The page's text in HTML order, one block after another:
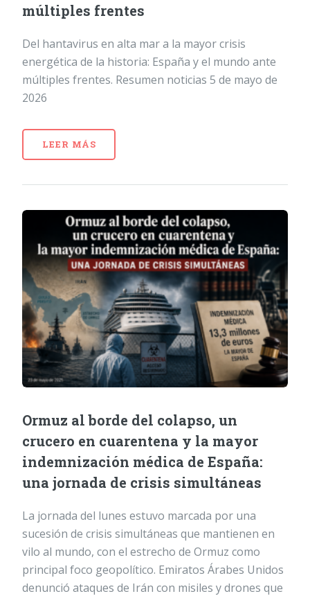
múltiples frentes
Del hantavirus en alta mar a la mayor crisis
energética de la historia: España y el mundo ante
múltiples frentes. Resumen noticias 5 de mayo de
2026
LEER MÁS
Ormuz al borde del colapso, un
crucero en cuarentena y la mayor
indemnización médica de España:
una jornada de crisis simultáneas
La jornada del lunes estuvo marcada por una
sucesión de crisis simultáneas que mantienen en
vilo al mundo, con el estrecho de Ormuz como
principal foco geopolítico. Emiratos Árabes Unidos
denunció ataques de Irán con misiles y drones que